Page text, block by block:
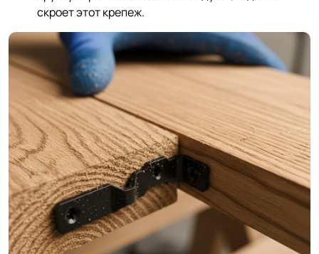
скроет этот крепеж.